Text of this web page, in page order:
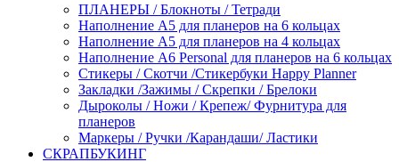
ПЛАНЕРЫ / Блокноты / Тетради
Наполнение А5 для планеров на 6 кольцах
Наполнение А5 для планеров на 4 кольцах
Наполнение А6 Personal для планеров на 6 кольцах
Стикеры / Скотчи /Стикербуки Happy Planner
Закладки /Зажимы / Скрепки / Брелоки
Дыроколы / Ножи / Крепеж/ Фурнитура для
планеров
Маркеры / Ручки /Карандаши/ Ластики
СКРАПБУКИНГ